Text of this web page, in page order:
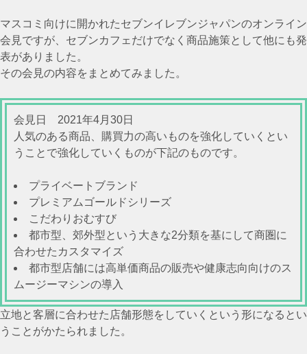
マスコミ向けに開かれたセブンイレブンジャパンのオンライン
会見ですが、セブンカフェだけでなく商品施策として他にも発
表がありました。
その会見の内容をまとめてみました。
会見日 2021年4月30日
人気のある商品、購買力の高いものを強化していくとい
うことで強化していくものが下記のものです。
プライベートブランド
プレミアムゴールドシリーズ
こだわりおむすび
都市型、郊外型という大きな2分類を基にして商圏に
合わせたカスタマイズ
都市型店舗には高単価商品の販売や健康志向向けのス
ムージーマシンの導入
立地と客層に合わせた店舗形態をしていくという形になるとい
うことがかたられました。